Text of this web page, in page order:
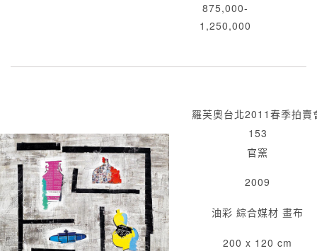
875,000-
1,250,000
羅芙奧台北2011春季拍賣
153
官窯
2009
油彩 綜合媒材 畫布
200 x 120 cm